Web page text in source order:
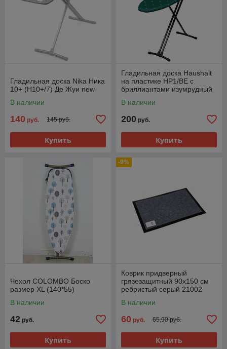
Гладильная доска Nika Ника
10+ (Н10+/7) Де Жуи new
В наличии
140 руб. 145 руб.
Купить
Гладильная доска Haushalt
на пластике HP1/BE с
бриллиантами изумрудный
В наличии
200 руб.
Купить
Чехол COLOMBO Боско
размер XL (140*55)
В наличии
42 руб.
Купить
-9%
Коврик придверный
грязезащитный 90х150 см
ребристый серый 21002
В наличии
60 руб. 65,90 руб.
Купить